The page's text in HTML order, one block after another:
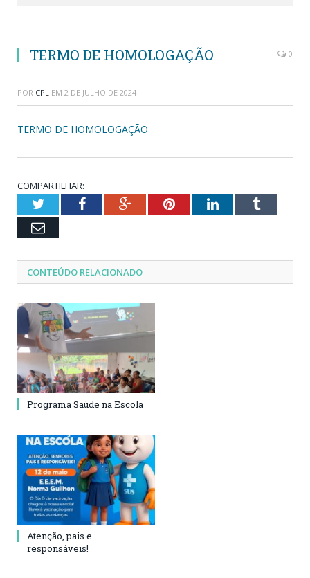
TERMO DE HOMOLOGAÇÃO 0
POR CPL EM 2 DE JULHO DE 2024
TERMO DE HOMOLOGAÇÃO
COMPARTILHAR:
TwitterFacebookGoogle+PinterestLinkedInTumblr
Email
CONTEÚDO RELACIONADO
Programa Saúde na Escola
Atenção, pais e
responsáveis!